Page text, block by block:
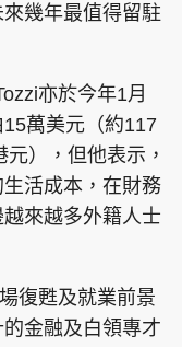
幾年最值得留駐
亦於今年1月
萬美元（約117
），但他表示，
活成本，在財務
來越多外籍人士
復甦及就業前景
金融及白領專才